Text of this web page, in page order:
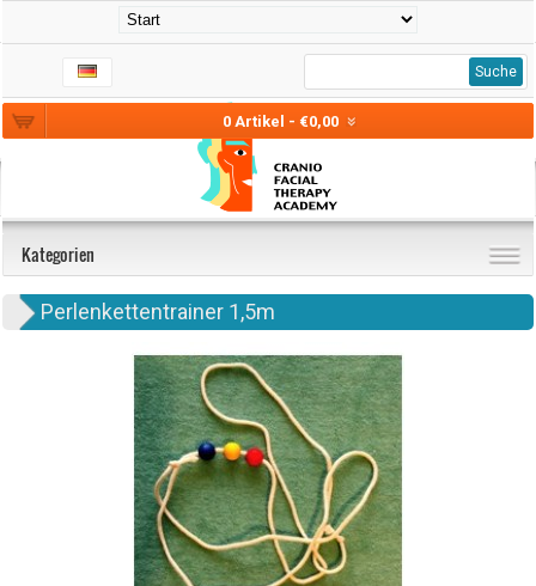
0 Artikel - €0,00
Suche
Kategorien
Perlenkettentrainer 1,5m